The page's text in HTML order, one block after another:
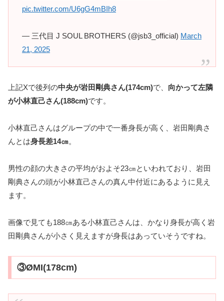
pic.twitter.com/U6gG4mBIh8
— 三代目 J SOUL BROTHERS (@jsb3_official) March
21, 2025
上記Xで後列の中央が岩田剛典さん(174cm)で、 向かって左隣
が小林直己さん(188cm)です。
小林直己さんはグループの中で一番身長が高く、岩田剛典さ
んとは身長差14㎝。
男性の顔の大きさの平均がおよそ23㎝といわれており、岩田
剛典さんの頭が小林直己さんの真ん中付近にあるように見え
ます。
画像で見ても188㎝ある小林直己さんは、かなり身長が高く岩
田剛典さんが小さく見えますが身長はあっていそうですね。
③ØMI(178cm)